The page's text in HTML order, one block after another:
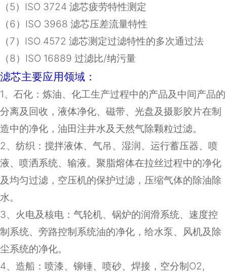
（5） ISO 3724 滤芯疲劳特性测定
（6） ISO 3968 滤芯压差流量特性
（7） ISO 4572 滤芯测定过滤特性的多次通过法
（8）ISO 16889 过滤比/纳污量
滤芯主要应用领域：
1、石化：炼油、化工生产过程中的产品及中间产品的
分离及回收，液体净化、磁带、光盘及摄影胶片在制
造中的净化，油田注井水及天然气除颗粒过滤。
2、纺织：搅拌液体、气吊、湿润、运行蓄压器、喷
液、喷洒系统、输液。聚脂熔体在拉丝过程中的净化
及均匀过滤，空压机的保护过滤，压缩气体的除油除
水。
3、火电及核电：气轮机、锅炉的润滑系统、速度控
制系统、旁路控制系统油的净化，给水泵、风机及除
尘系统的净化。
4、造船：喷漆、铆锤、喷砂、焊接，空分制 O2,